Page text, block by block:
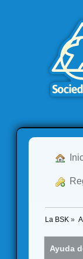
La BSK »
Ayuda